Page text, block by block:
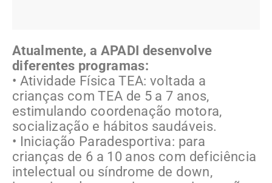
Atualmente, a APADI desenvolve
diferentes programas:
• Atividade Física TEA: voltada a
crianças com TEA de 5 a 7 anos,
estimulando coordenação motora,
socialização e hábitos saudáveis.
• Iniciação Paradesportiva: para
crianças de 6 a 10 anos com deficiência
intelectual ou síndrome de down,